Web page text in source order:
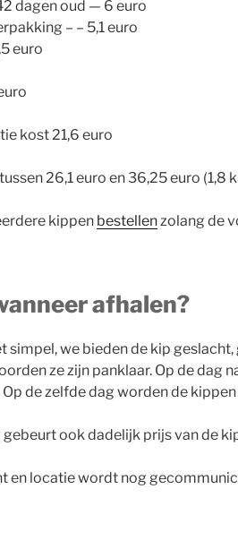
dagen oud — 6 euro
– – 5,1 euro
euro
kost 21,6 euro
26,1 euro en 36,25 euro (1,8
kippen bestellenzolang de
afhalen?
simpel, we bieden de kip
ze zijn panklaar. Op de dag
Op de zelfde dag worden de
gebeurt ook dadelijk prijs van de
en locatie wordt nog